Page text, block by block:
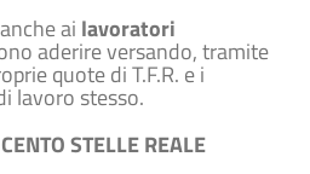
ai lavoratori
aderire versando, tramite
quote di T.F.R. e i
lavoro stesso.
STELLE REALE